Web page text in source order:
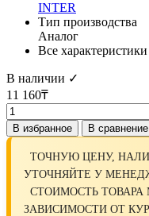
INTER
Тип производства
Аналог
Все характеристики
В наличии ✓
11 160₸
В избранное
В сравнение
ТОЧНУЮ ЦЕНУ,
УТОЧНЯЙТЕ У
СТОИМОСТЬ
ЗАВИСИМОСТИ ОТ